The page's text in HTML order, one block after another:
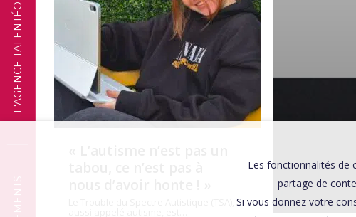
L'AGENCE TALENTÉO TÉMOIGNAGES
Les fonctionnalités de
partage de
Si vous donnez votre